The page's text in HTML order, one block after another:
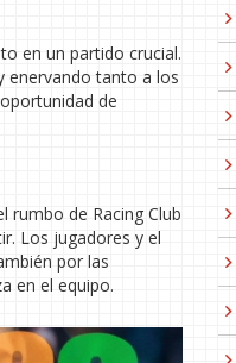
en un partido crucial.
enervando tanto a los
de
rumbo de Racing Club
Los jugadores y el
por las
en el equipo.